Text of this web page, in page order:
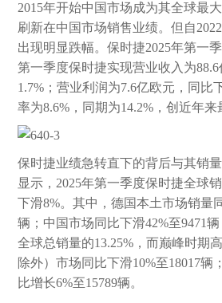
2015年开始中国市场成为其全球最
刷新在中国市场销售业绩。但自
出现明显跌幅。保时捷2025年第一
第一季度保时捷实现营业收入为
1.7%；营业利润为7.6亿欧元，同比
率为8.6%，同期为14.2%，创近年来
保时捷业绩急转直下的背后与其销
显示，2025年第一季度保时捷全球
下滑8%。其中，德国本土市场销量
辆；中国市场同比下滑42%至9471
全球总销量的13.25%，而巅峰时期
除外）市场同比下滑10%至18017辆
比增长6%至15789辆。